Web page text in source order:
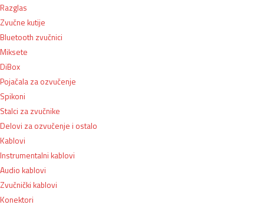
Razglas
Zvučne kutije
Bluetooth zvučnici
Miksete
DiBox
Pojačala za ozvučenje
Spikoni
Stalci za zvučnike
Delovi za ozvučenje i ostalo
Kablovi
Instrumentalni kablovi
Audio kablovi
Zvučnički kablovi
Konektori